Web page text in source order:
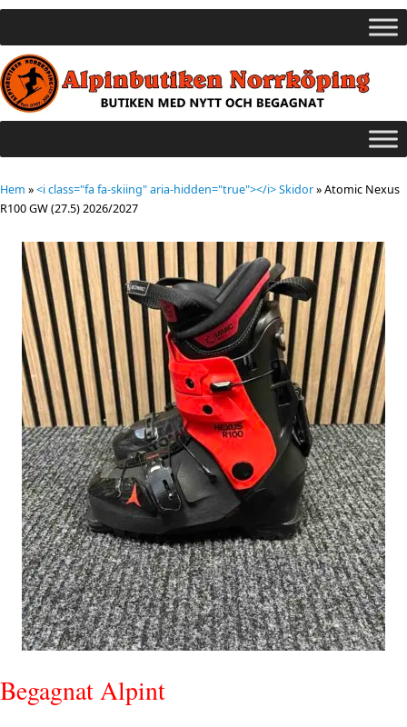
Hem »<i class="fa fa-skiing" aria-hidden="true"></i> Skidor»Atomic Nexus
R100 GW (27.5) 2026/2027
Begagnat Alpint